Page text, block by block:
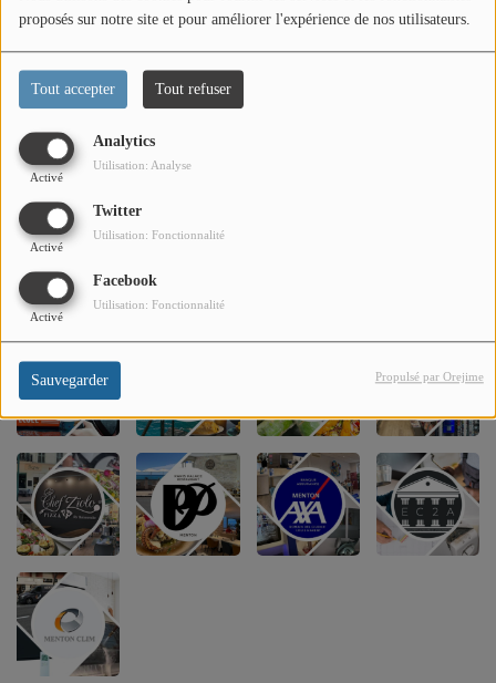
proposés sur notre site et pour améliorer l'expérience de nos utilisateurs.
Tout accepter Tout refuser
Analytics
Activé
Utilisation: Analyse
Twitter
Activé
Utilisation: Fonctionnalité
Facebook
Activé
Utilisation: Fonctionnalité
Sauvegarder Propulsé par Orejime
PARTENAIRES
LEURS ACTUS